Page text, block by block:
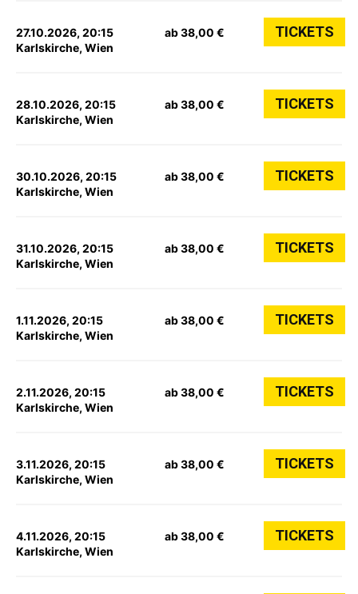
27.10.2026, 20:15
Karlskirche, Wien
ab 38,00 € TICKETS
28.10.2026, 20:15
Karlskirche, Wien
ab 38,00 € TICKETS
30.10.2026, 20:15
Karlskirche, Wien
ab 38,00 € TICKETS
31.10.2026, 20:15
Karlskirche, Wien
ab 38,00 € TICKETS
1.11.2026, 20:15
Karlskirche, Wien
ab 38,00 € TICKETS
2.11.2026, 20:15
Karlskirche, Wien
ab 38,00 € TICKETS
3.11.2026, 20:15
Karlskirche, Wien
ab 38,00 € TICKETS
4.11.2026, 20:15
Karlskirche, Wien
ab 38,00 € TICKETS